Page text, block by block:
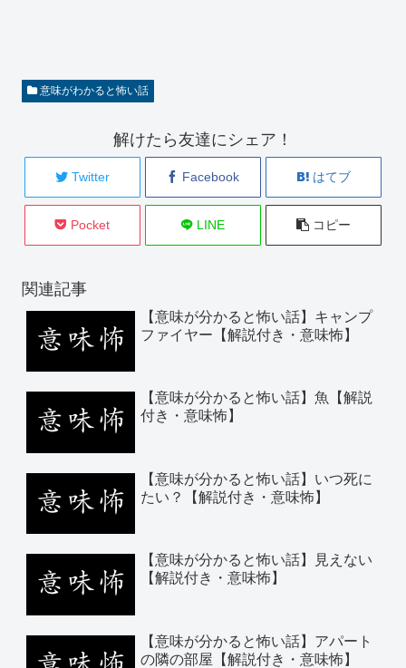
意味がわかると怖い話
解けたら友達にシェア！
Twitter Facebook はてブ
Pocket LINE コピー
関連記事
【意味が分かると怖い話】キャンプ
ファイヤー【解説付き・意味怖】
【意味が分かると怖い話】魚【解説
付き・意味怖】
【意味が分かると怖い話】いつ死に
たい？【解説付き・意味怖】
【意味が分かると怖い話】見えない
【解説付き・意味怖】
【意味が分かると怖い話】アパート
の隣の部屋【解説付き・意味怖】